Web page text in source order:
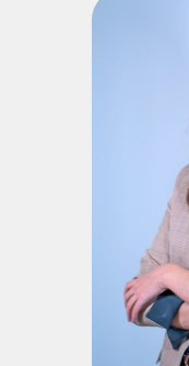
Mestre em
de Santa
UFSM;
Universidade
de
Instrutora
Professora
da AMF;